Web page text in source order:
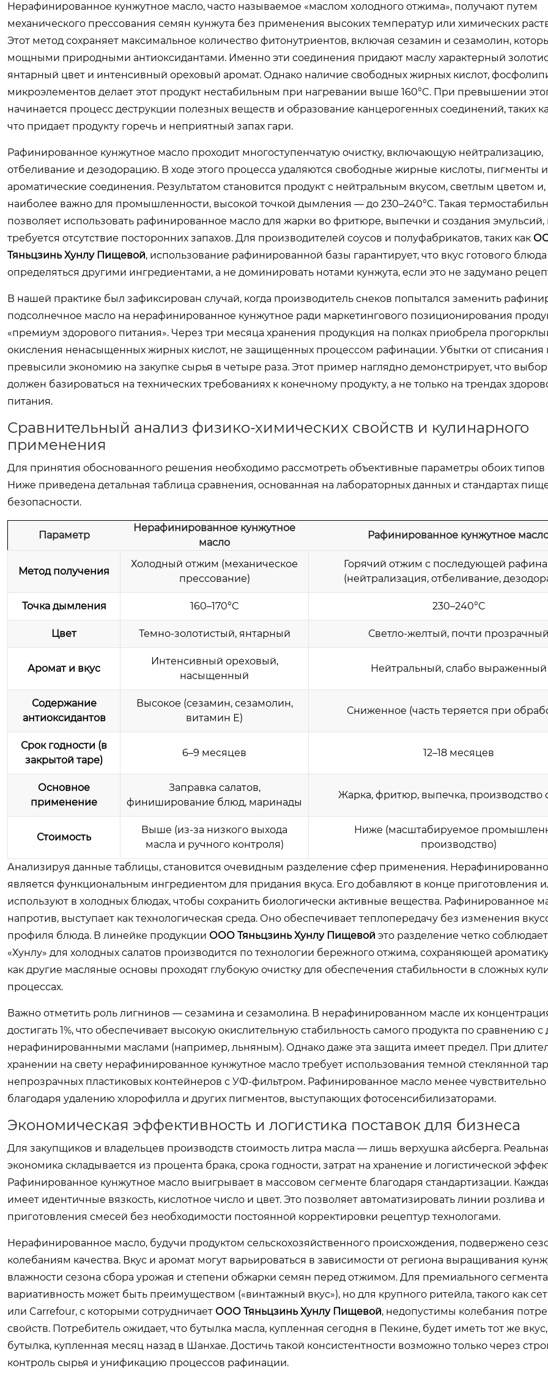
Нерафинированное кунжутное масло, часто называемое «маслом холодного отжима», получают путем
механического прессования семян кунжута без применения высоких температур или химических
Этот метод сохраняет максимальное количество фитонутриентов, включая сезамин и сезамолин,
мощными природными антиоксидантами. Именно эти соединения придают маслу характерный
янтарный цвет и интенсивный ореховый аромат. Однако наличие свободных жирных кислот,
микроэлементов делает этот продукт нестабильным при нагревании выше 160°C. При превышении
начинается процесс деструкции полезных веществ и образование канцерогенных соединений, таких
что придает продукту горечь и неприятный запах гари.
Рафинированное кунжутное масло проходит многоступенчатую очистку, включающую нейтрализацию,
отбеливание и дезодорацию. В ходе этого процесса удаляются свободные жирные кислоты, пигменты
ароматические соединения. Результатом становится продукт с нейтральным вкусом, светлым цветом и,
наиболее важно для промышленности, высокой точкой дымления — до 230–240°C. Такая
позволяет использовать рафинированное масло для жарки во фритюре, выпечки и создания эмульсий,
требуется отсутствие посторонних запахов. Для производителей соусов и полуфабрикатов, таких как
Тяньцзинь Хунлу Пищевой, использование рафинированной базы гарантирует, что вкус готового
определяться другими ингредиентами, а не доминировать нотами кунжута, если это не задумано
В нашей практике был зафиксирован случай, когда производитель снеков попытался заменить
подсолнечное масло на нерафинированное кунжутное ради маркетингового позиционирования
«премиум здорового питания». Через три месяца хранения продукция на полках приобрела
окисления ненасыщенных жирных кислот, не защищенных процессом рафинации. Убытки от списания
превысили экономию на закупке сырья в четыре раза. Этот пример наглядно демонстрирует, что
должен базироваться на технических требованиях к конечному продукту, а не только на трендах
питания.
Сравнительный анализ физико-химических свойств и кулинарного
применения
Для принятия обоснованного решения необходимо рассмотреть объективные параметры обоих типов
Ниже приведена детальная таблица сравнения, основанная на лабораторных данных и стандартах
безопасности.
Параметр
Нерафинированное кунжутное
масло
Рафинированное кунжутное
Метод получения
Холодный отжим (механическое
прессование)
Горячий отжим с последующей
(нейтрализация, отбеливание,
Точка дымления 160–170°C 230–240°C
Цвет Темно-золотистый, янтарный Светло-желтый, почти прозрачный
Аромат и вкус
Интенсивный ореховый,
насыщенный
Нейтральный, слабо выраженный
Содержание
антиоксидантов
Высокое (сезамин, сезамолин,
витамин Е)
Сниженное (часть теряется при
Срок годности (в
закрытой таре)
6–9 месяцев 12–18 месяцев
Основное
применение
Заправка салатов,
финиширование блюд, маринады
Жарка, фритюр, выпечка, производство
Стоимость
Выше (из-за низкого выхода
масла и ручного контроля)
Ниже (масштабируемое
производство)
Анализируя данные таблицы, становится очевидным разделение сфер применения.
является функциональным ингредиентом для придания вкуса. Его добавляют в конце приготовления
используют в холодных блюдах, чтобы сохранить биологически активные вещества. Рафинированное
напротив, выступает как технологическая среда. Оно обеспечивает теплопередачу без изменения
профиля блюда. В линейке продукции ООО Тяньцзинь Хунлу Пищевой это разделение четко
«Хунлу» для холодных салатов производится по технологии бережного отжима, сохраняющей
как другие масляные основы проходят глубокую очистку для обеспечения стабильности в сложных
процессах.
Важно отметить роль лигнинов — сезамина и сезамолина. В нерафинированном масле их
достигать 1%, что обеспечивает высокую окислительную стабильность самого продукта по сравнению с
нерафинированными маслами (например, льняным). Однако даже эта защита имеет предел. При
хранении на свету нерафинированное кунжутное масло требует использования темной стеклянной
непрозрачных пластиковых контейнеров с УФ-фильтром. Рафинированное масло менее чувствительно
благодаря удалению хлорофилла и других пигментов, выступающих фотосенсибилизаторами.
Экономическая эффективность и логистика поставок для бизнеса
Для закупщиков и владельцев производств стоимость литра масла — лишь верхушка айсберга.
экономика складывается из процента брака, срока годности, затрат на хранение и логистической
Рафинированное кунжутное масло выигрывает в массовом сегменте благодаря стандартизации.
имеет идентичные вязкость, кислотное число и цвет. Это позволяет автоматизировать линии розлива и
приготовления смесей без необходимости постоянной корректировки рецептур технологами.
Нерафинированное масло, будучи продуктом сельскохозяйственного происхождения, подвержено
колебаниям качества. Вкус и аромат могут варьироваться в зависимости от региона выращивания
влажности сезона сбора урожая и степени обжарки семян перед отжимом. Для премиального сегмента
вариативность может быть преимуществом («винтажный вкус»), но для крупного ритейла, такого как
или Carrefour, с которыми сотрудничает ООО Тяньцзинь Хунлу Пищевой, недопустимы колебания
свойств. Потребитель ожидает, что бутылка масла, купленная сегодня в Пекине, будет иметь тот же
бутылка, купленная месяц назад в Шанхае. Достичь такой консистентности возможно только через
контроль сырья и унификацию процессов рафинации.